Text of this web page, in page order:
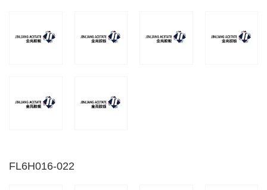
FL6H016-022